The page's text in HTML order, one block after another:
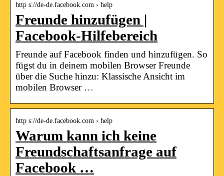
http s://de-de.facebook.com › help
Freunde hinzufügen |
Facebook-Hilfebereich
Freunde auf Facebook finden und hinzufügen. So
fügst du in deinem mobilen Browser Freunde
über die Suche hinzu: Klassische Ansicht im
mobilen Browser …
http s://de-de.facebook.com › help
Warum kann ich keine
Freundschaftsanfrage auf
Facebook …